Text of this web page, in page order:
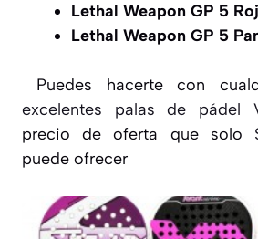
Lethal Weapon GP 5
Lethal Weapon GP 5
Puedes hacerte con
excelentes palas de pádel
precio de oferta que solo
puede ofrecer